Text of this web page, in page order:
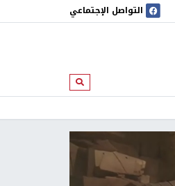
التواصل الإجتماعي
ابحث